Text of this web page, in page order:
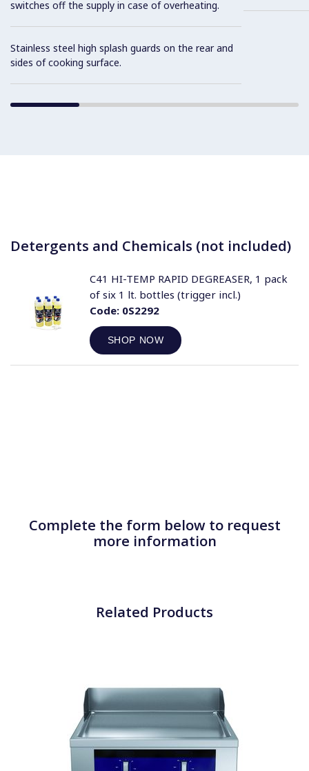
switches off the supply in case of overheating.
Stainless steel high splash guards on the rear and
sides of cooking surface.
Detergents and Chemicals (not included)
Code:0S2292
SHOP NOW
C41 HI-TEMP RAPID DEGREASER, 1 pack
of six 1 lt. bottles (trigger incl.)
Complete the form below to request
more information
Related Products